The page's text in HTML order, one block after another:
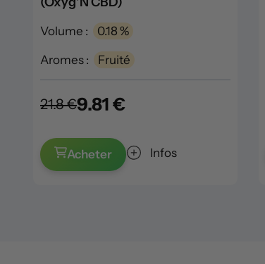
Volume : 0.18 %
Aromes : Fruité
21.8 €9.81 €
Acheter Infos